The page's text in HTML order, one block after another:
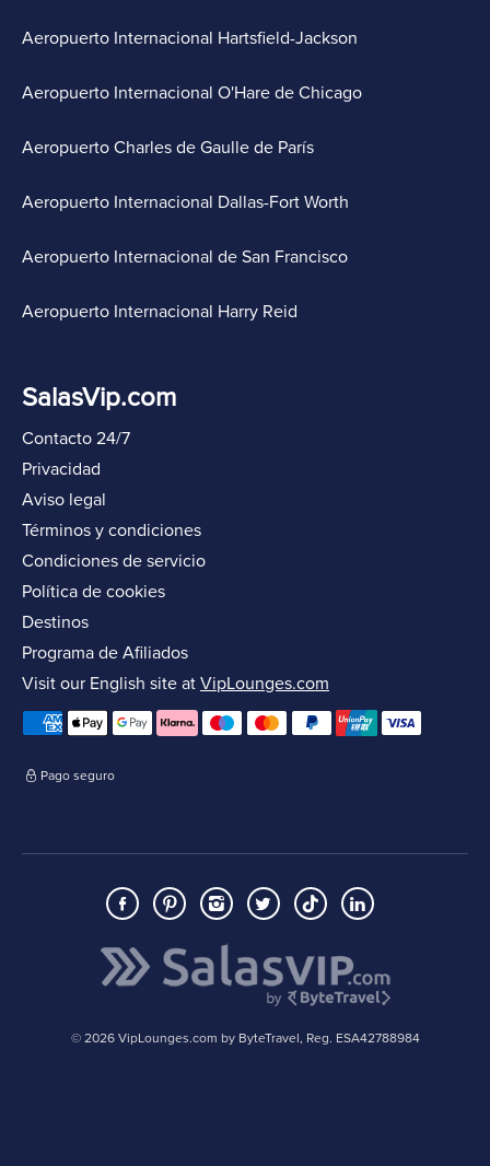
Aeropuerto Internacional Hartsfield-Jackson
Aeropuerto Internacional O'Hare de Chicago
Aeropuerto Charles de Gaulle de París
Aeropuerto Internacional Dallas-Fort Worth
Aeropuerto Internacional de San Francisco
Aeropuerto Internacional Harry Reid
SalasVip.com
Contacto 24/7
Privacidad
Aviso legal
Términos y condiciones
Condiciones de servicio
Política de cookies
Destinos
Programa de Afiliados
Visit our English site at VipLounges.com
Pago seguro
© 2026 VipLounges.com by ByteTravel, Reg. ESA42788984